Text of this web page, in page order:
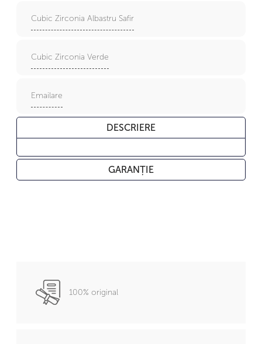
Cubic Zirconia Albastru Safir
Cubic Zirconia Verde
Emailare
DESCRIERE
GARANȚIE
100% original